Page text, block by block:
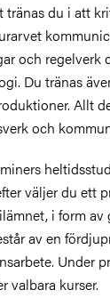
tränas du i att
och regelverk
Du tränas
Allt
och
väljer du ett
i form
av en
Under
valbara kurser.